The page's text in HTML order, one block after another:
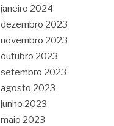
janeiro 2024
dezembro 2023
novembro 2023
outubro 2023
setembro 2023
agosto 2023
junho 2023
maio 2023